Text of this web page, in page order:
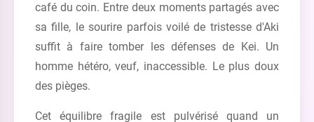
café du coin. Entre deux moments partagés avec
sa fille, le sourire parfois voilé de tristesse d'Aki
suffit à faire tomber les défenses de Kei. Un
homme hétéro, veuf, inaccessible. Le plus doux
des pièges.
Cet équilibre fragile est pulvérisé quand un